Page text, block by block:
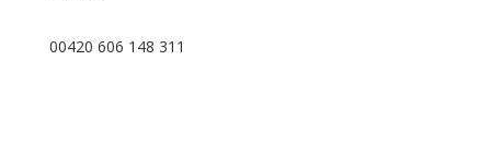
00420 606 148 311